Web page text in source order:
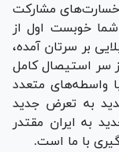
خسارت‌های مشارکت
شما خوبست اول از
بر سرتان آمده،
سر استیصال کامل
واسطه‌های متعدد
به تعرض جدید
به ایران مقتدر
با ما است.